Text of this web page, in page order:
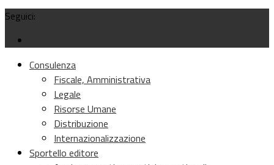
Seguici:
Consulenza
Fiscale, Amministrativa
Legale
Risorse Umane
Distribuzione
Internazionalizzazione
Sportello editore